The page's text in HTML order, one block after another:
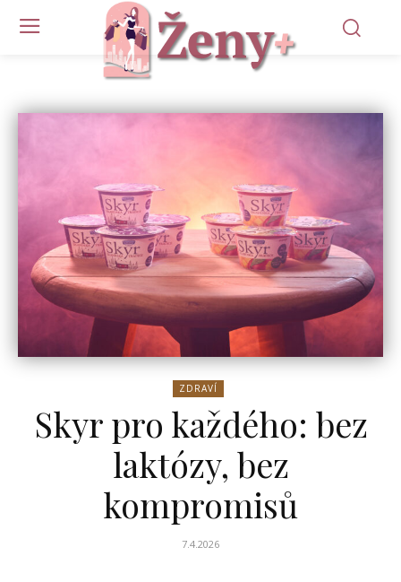
ZDRAVÍ
Skyr pro každého: bez
laktózy, bez
kompromisů
7.4.2026